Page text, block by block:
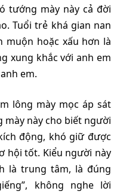
tướng mày này cả đời
Tuổi trẻ khá gian nan
muộn hoặc xấu hơn là
xung khắc với anh em
em.
lông mày mọc áp sát
này cho biết người
động, khó giữ được
hội tốt. Kiểu người này
là trung tâm, là đúng
không nghe lời